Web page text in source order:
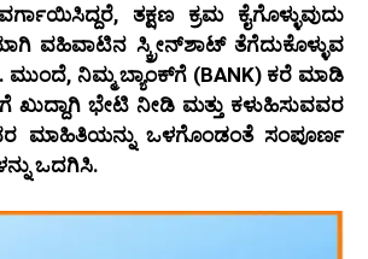
ತಕ್ಷಣ ಕ್ರಮ ಕೈಗೊಳ್ಳುವುದು
ವಹಿವಾಟಿನ ಸ್ಕ್ರೀನ್‌ಶಾಟ್ ತೆಗೆದುಕೊಳ್ಳುವ
ಮುಂದೆ, ನಿಮ್ಮ ಬ್ಯಾಂಕ್‌ಗೆ (BANK) ಕರೆ ಮಾಡಿ
ಖುದ್ದಾಗಿ ಭೇಟಿ ನೀಡಿ ಮತ್ತು ಕಳುಹಿಸುವವರ
ಮಾಹಿತಿಯನ್ನು ಒಳಗೊಂಡಂತೆ ಸಂಪೂರ್ಣ
ಒದಗಿಸಿ.